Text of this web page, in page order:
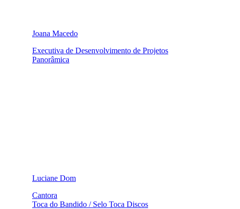
Joana Macedo
Executiva de Desenvolvimento de Projetos
Panorâmica
Luciane Dom
Cantora
Toca do Bandido / Selo Toca Discos